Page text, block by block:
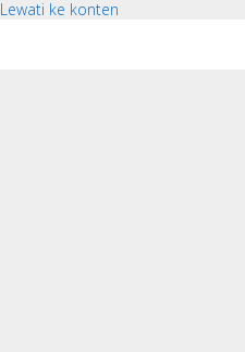
Lewati ke konten